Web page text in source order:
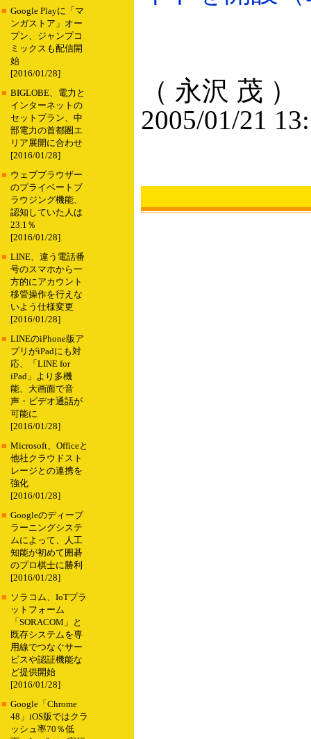
■ Google Playに「マ
ンガストア」オー
プン、ジャンプコ
ミックスも配信開
始
[2016/01/28]
■ BIGLOBE、電力と
インターネットの
セットプラン、中
部電力の首都圏エ
リア展開に合わせ
[2016/01/28]
■ ウェブブラウザー
のプライベートブ
ラウジング機能、
認知していた人は
23.1％
[2016/01/28]
■ LINE、違う電話番
号のスマホから一
方的にアカウント
移管操作を行えな
いよう仕様変更
[2016/01/28]
■ LINEのiPhone版ア
プリがiPadにも対
応、「LINE for
iPad」より多機
能、大画面で音
声・ビデオ通話が
可能に
[2016/01/28]
■ Microsoft、Officeと
他社クラウドスト
レージとの連携を
強化
[2016/01/28]
■ Googleのディープ
ラーニングシステ
ムによって、人工
知能が初めて囲碁
のプロ棋士に勝利
[2016/01/28]
■ ソラコム、IoTプラ
ットフォーム
「SORACOM」と
既存システムを専
用線でつなぐサー
ビスや認証機能な
ど提供開始
[2016/01/28]
■ Google「Chrome
48」iOS版ではクラ
ッシュ率70％低
（ 永沢 茂 ）
2005/01/21